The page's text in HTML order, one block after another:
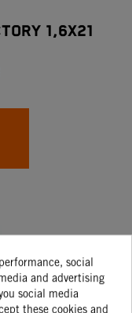
1,6X21
social
and advertising
social media
these cookies and